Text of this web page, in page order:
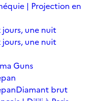
| Projection en
une nuit
une nuit
Guns
Diamant brut